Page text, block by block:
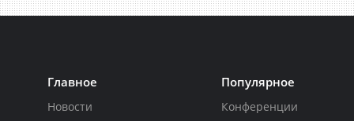
Главное
Новости
Популярное
Конференции